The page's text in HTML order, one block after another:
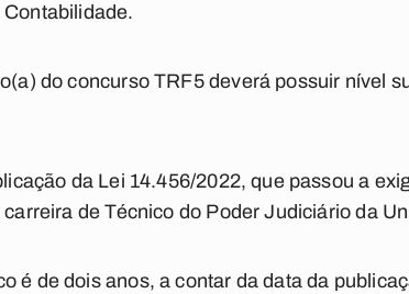
do concurso TRF5 deverá possuir nível
da Lei 14.456/2022, que passou a
de Técnico do Poder Judiciário da
é de dois anos, a contar da data da